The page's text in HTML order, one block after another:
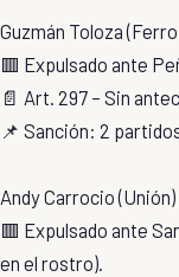
Guzmán Toloza
🟥 Expulsado ante
📄 Art. 297 – Sin
📌 Sanción: 2
Andy Carrocio (Unión)
🟥 Expulsado ante
en el rostro).